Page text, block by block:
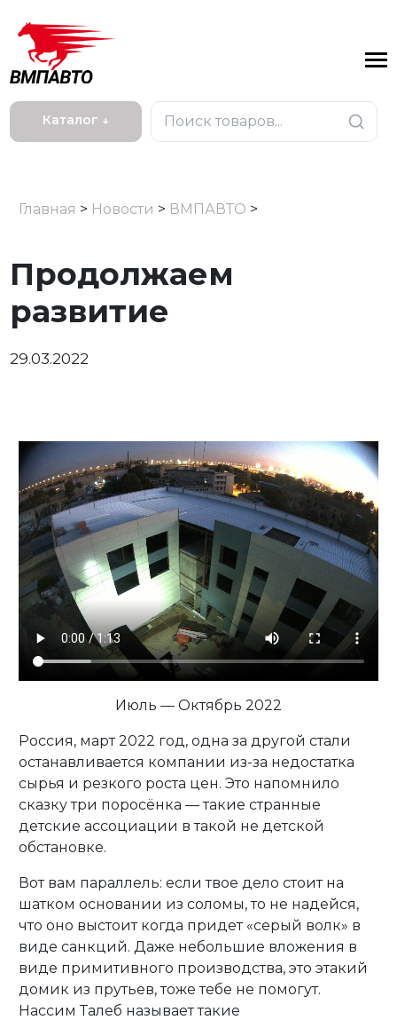
Каталог ↓
Личный кабинет
Главная > Новости > ВМПАВТО >
Продолжаем
развитие
29.03.2022
Июль — Октябрь 2022
Россия, март 2022 год, одна за другой стали
останавливается компании из-за недостатка
сырья и резкого роста цен. Это напомнило
сказку три поросёнка — такие странные
детские ассоциации в такой не детской
обстановке.
Вот вам параллель: если твое дело стоит на
шатком основании из соломы, то не надейся,
что оно выстоит когда придет «серый волк» в
виде санкций. Даже небольшие вложения в
виде примитивного производства, это этакий
домик из прутьев, тоже тебе не помогут.
Нассим Талеб называет такие